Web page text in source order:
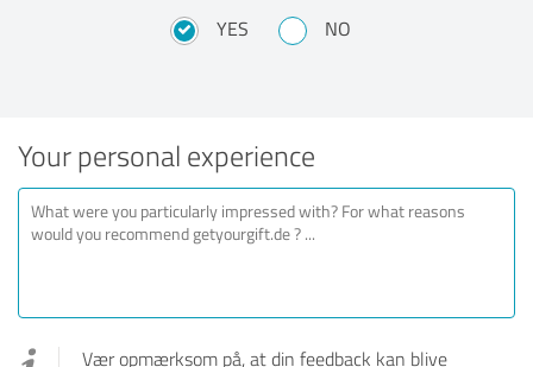
YES NO
Your personal experience
Vær opmærksom på, at din feedback kan blive